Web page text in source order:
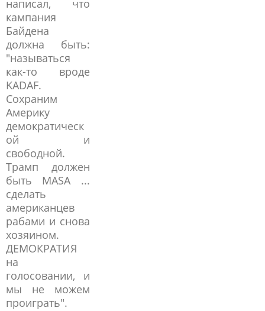
написал, что
кампания
Байдена
должна быть:
"называться
как-то вроде
KADAF.
Сохраним
Америку
демократическ
ой и
свободной.
Трамп должен
быть MASA ...
сделать
американцев
рабами и снова
хозяином.
ДЕМОКРАТИЯ
на
голосовании, и
мы не можем
проиграть".